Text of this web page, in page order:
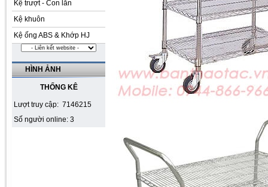
Kệ trượt - Con lăn
Kệ khuôn
Kệ ống ABS & Khớp HJ
HÌNH ẢNH
THỐNG KÊ
Lượt truy cập: 7146215
Số người online: 3